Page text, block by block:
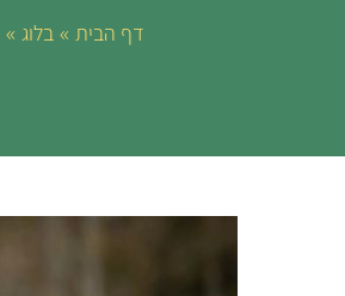
דף הבית » בלוג »